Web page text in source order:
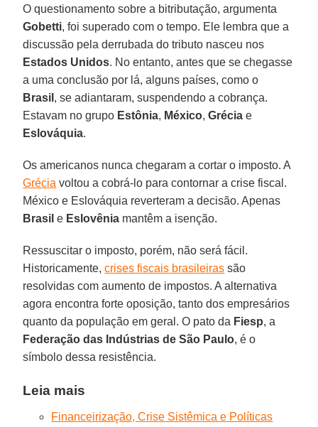
O questionamento sobre a bitributação, argumenta
Gobetti, foi superado com o tempo. Ele lembra que a
discussão pela derrubada do tributo nasceu nos
Estados Unidos. No entanto, antes que se chegasse
a uma conclusão por lá, alguns países, como o
Brasil , se adiantaram, suspendendo a cobrança.
Estavam no grupo Estônia, México,Grécia e
Eslováquia.
Os americanos nunca chegaram a cortar o imposto. A
Grécia voltou a cobrá-lo para contornar a crise fiscal.
México e Eslováquia reverteram a decisão. Apenas
Brasil e Eslovênia mantêm a isenção.
Ressuscitar o imposto, porém, não será fácil.
Historicamente,crises fiscais brasileiras são
resolvidas com aumento de impostos. A alternativa
agora encontra forte oposição, tanto dos empresários
quanto da população em geral. O pato da Fiesp, a
Federação das Indústrias de São Paulo, é o
símbolo dessa resistência.
Leia mais
Financeirização, Crise Sistêmica e Políticas